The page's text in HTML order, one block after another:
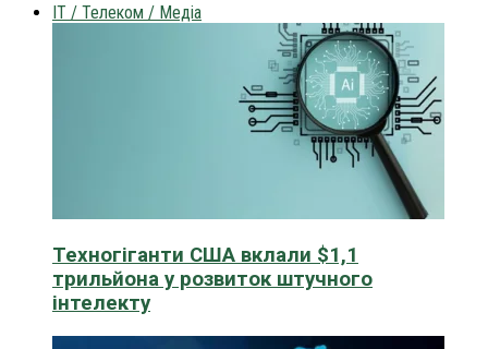
IT / Телеком / Медіа
Техногіганти США вклали $1,1
трильйона у розвиток штучного
інтелекту